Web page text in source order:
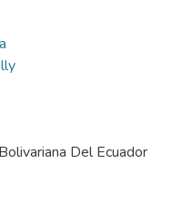
Del Ecuador